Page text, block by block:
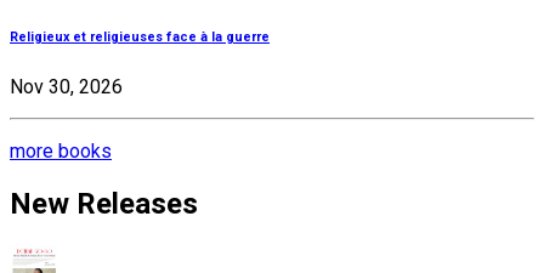
Religieux et religieuses face à la guerre
Nov 30, 2026
more books
New Releases